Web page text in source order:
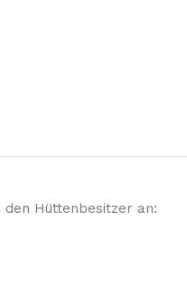
den Hüttenbesitzer an: